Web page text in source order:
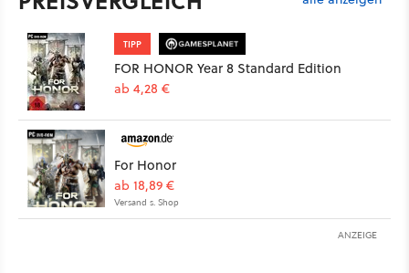
TIPP
FOR HONOR Year 8 Standard Edition
ab 4,28 €
For Honor
ab 18,89 €
Versand s. Shop
ANZEIGE